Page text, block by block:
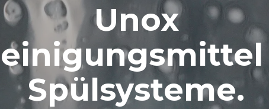
Unox
Spülsysteme.